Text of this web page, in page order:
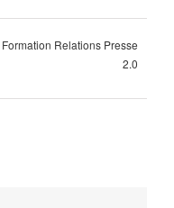
Formation Relations Presse
2.0